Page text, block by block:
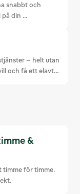
snabbt och
din
– helt utan
och få ett elavtal
&
timme för timme.